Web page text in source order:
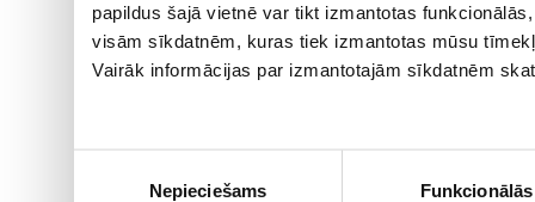
papildus šajā vietnē var tikt izmantotas
visām sīkdatnēm, kuras tiek izmantotas mūsu
Vairāk informācijas par izmantotajām sīkdatnēm
Nepieciešams Funkcionālās